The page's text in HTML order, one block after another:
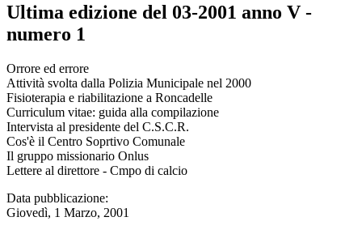
Ultima edizione del 03-2001 anno V -
numero 1
Orrore ed errore
Attività svolta dalla Polizia Municipale nel 2000
Fisioterapia e riabilitazione a Roncadelle
Curriculum vitae: guida alla compilazione
Intervista al presidente del C.S.C.R.
Cos'è il Centro Soprtivo Comunale
Il gruppo missionario Onlus
Lettere al direttore - Cmpo di calcio
Data pubblicazione:
Giovedì, 1 Marzo, 2001